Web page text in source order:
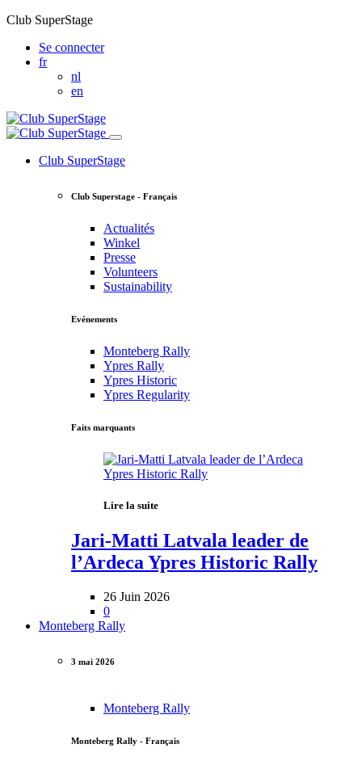
Club SuperStage
Se connecter
fr
nl
en
Club SuperStage
Club Superstage - Français
Actualités
Winkel
Presse
Volunteers
Sustainability
Evénements
Monteberg Rally
Ypres Rally
Ypres Historic
Ypres Regularity
Faits marquants
Lire la suite
Jari-Matti Latvala leader de
l’Ardeca Ypres Historic Rally
26 Juin 2026
0
Monteberg Rally
3 mai 2026
Monteberg Rally
Monteberg Rally - Français